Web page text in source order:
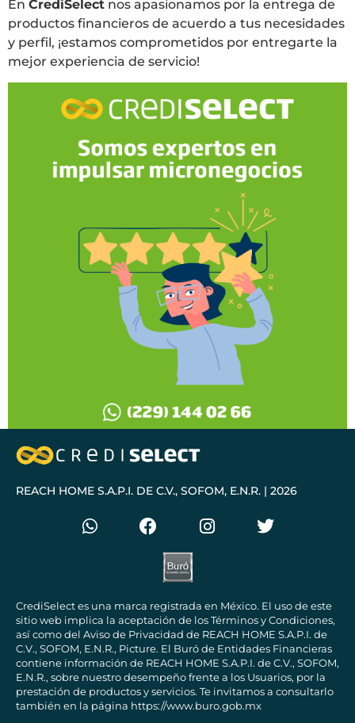
En CrediSelect nos apasionamos por la entrega de
productos financieros de acuerdo a tus necesidades
y perfil, ¡estamos comprometidos por entregarte la
mejor experiencia de servicio!
REACH HOME S.A.P.I. DE C.V., SOFOM, E.N.R. | 2026
CrediSelect es una marca registrada en México. El uso de este
sitio web implica la aceptación de los Términos y Condiciones,
así como del Aviso de Privacidad de REACH HOME S.A.P.I. de
C.V., SOFOM, E.N.R., Picture. El Buró de Entidades Financieras
contiene información de REACH HOME S.A.P.I. de C.V., SOFOM,
E.N.R., sobre nuestro desempeño frente a los Usuarios, por la
prestación de productos y servicios. Te invitamos a consultarlo
también en la página https://www.buro.gob.mx